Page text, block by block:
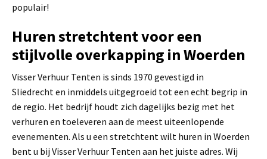
populair!
Huren stretchtent voor een
stijlvolle overkapping in Woerden
Visser Verhuur Tenten is sinds 1970 gevestigd in
Sliedrecht en inmiddels uitgegroeid tot een echt begrip in
de regio. Het bedrijf houdt zich dagelijks bezig met het
verhuren en toeleveren aan de meest uiteenlopende
evenementen. Als u een stretchtent wilt huren in Woerden
bent u bij Visser Verhuur Tenten aan het juiste adres. Wij